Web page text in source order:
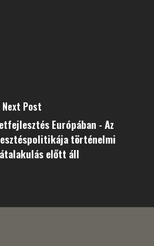
Next Post
Európában - Az
történelmi
előtt áll